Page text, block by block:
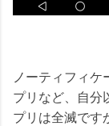
ノーティフィケ
プリなど、自分
プリは全滅です